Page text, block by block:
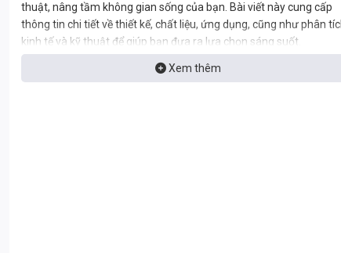
thuật, nâng tầm không gian sống của bạn. Bài viết này cung cấp
thông tin chi tiết về thiết kế, chất liệu, ứng dụng, cũng như phân
kinh tế và kỹ thuật để giúp bạn đưa ra lựa chọn sáng suốt.
Xem thêm